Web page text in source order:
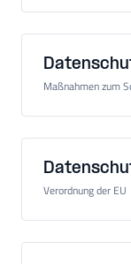
Maßnahmen zum
Verordnung der EU